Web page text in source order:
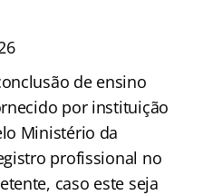
de ensino
por instituição
Ministério da
profissional no
caso este seja